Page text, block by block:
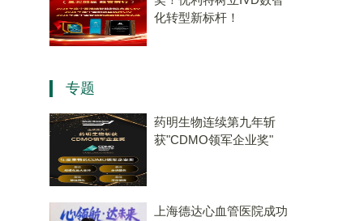
化转型新标杆！
专题
药明生物连续第九年斩
获"CDMO领军企业奖"
上海德达心血管医院成功